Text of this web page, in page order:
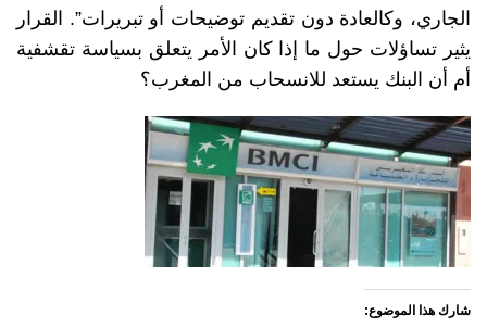
الجاري، وكالعادة دون تقديم توضيحات أو تبريرات”. القرار
يثير تساؤلات حول ما إذا كان الأمر يتعلق بسياسة تقشفية
أم أن البنك يستعد للانسحاب من المغرب؟
شارك هذا الموضوع: